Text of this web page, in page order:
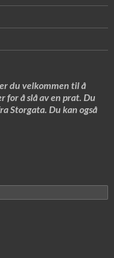
du velkommen til å
å slå av en prat. Du
Storgata. Du kan også